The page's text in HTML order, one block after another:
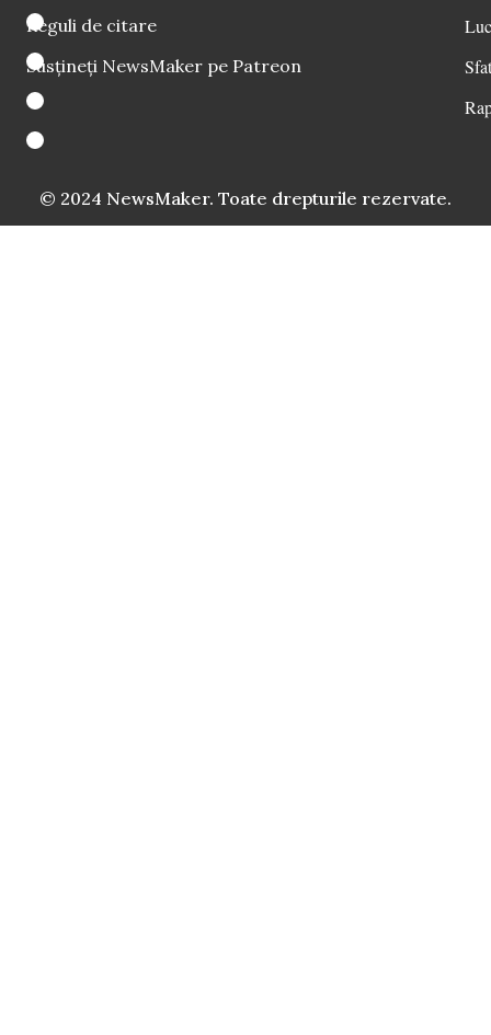
Reguli de citare
Susțineți NewsMaker pe Patreon
© 2024 NewsMaker. Toate drepturile rezervate.